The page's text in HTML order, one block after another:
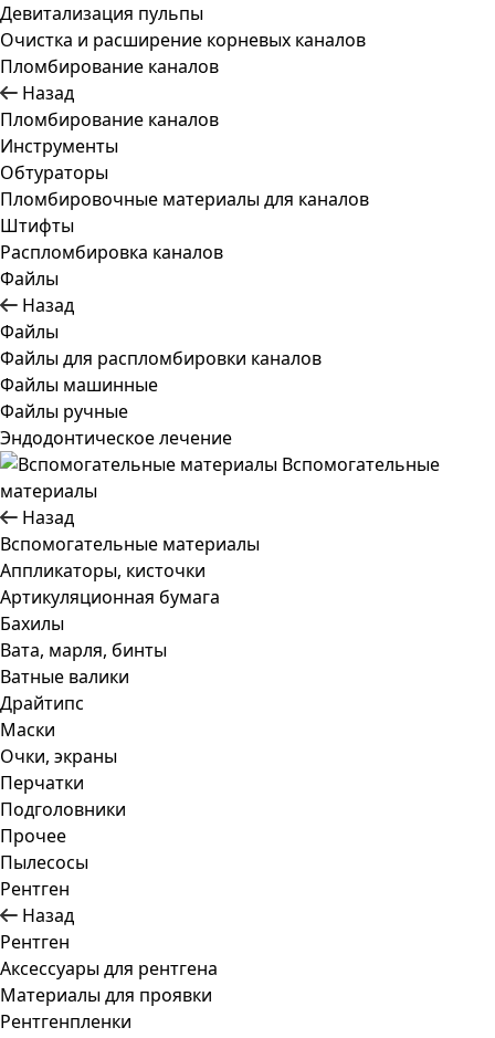
Девитализация пульпы
Очистка и расширение корневых каналов
Пломбирование каналов
Назад
Пломбирование каналов
Инструменты
Обтураторы
Пломбировочные материалы для каналов
Штифты
Распломбировка каналов
Файлы
Назад
Файлы
Файлы для распломбировки каналов
Файлы машинные
Файлы ручные
Эндодонтическое лечение
Вспомогательные
материалы
Назад
Вспомогательные материалы
Аппликаторы, кисточки
Артикуляционная бумага
Бахилы
Вата, марля, бинты
Ватные валики
Драйтипс
Маски
Очки, экраны
Перчатки
Подголовники
Прочее
Пылесосы
Рентген
Назад
Рентген
Аксессуары для рентгена
Материалы для проявки
Рентгенпленки